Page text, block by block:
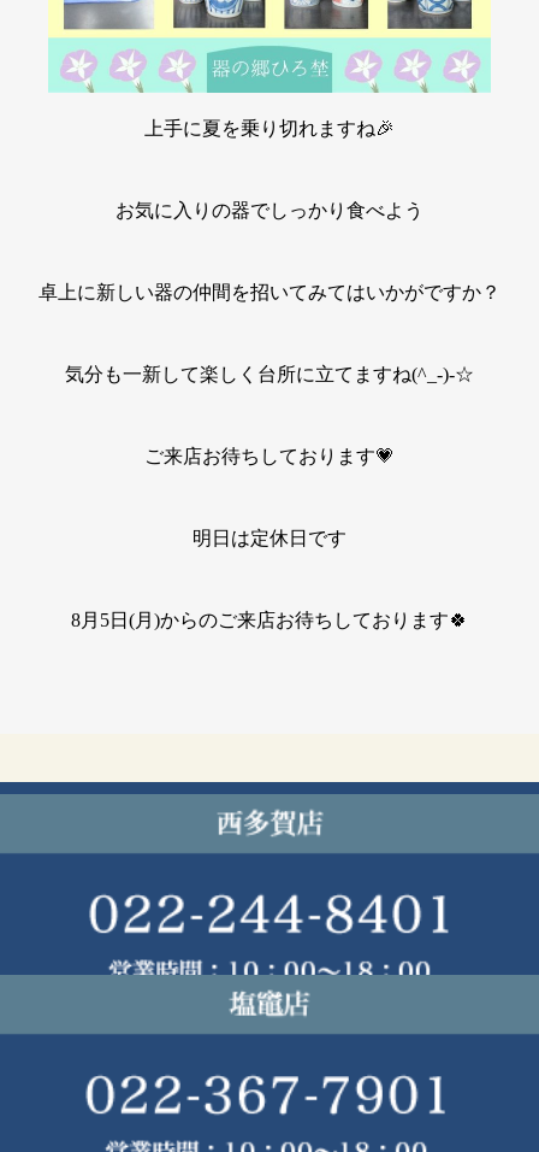
上手に夏を乗り切れますね🎉
お気に入りの器でしっかり食べよう
卓上に新しい器の仲間を招いてみてはいかがですか？
気分も一新して楽しく台所に立てますね(^_-)-☆
ご来店お待ちしております💗
明日は定休日です
8月5日(月)からのご来店お待ちしております🍀